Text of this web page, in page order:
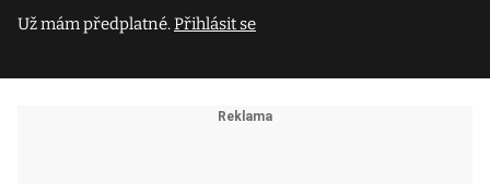
Už mám předplatné.Přihlásit se